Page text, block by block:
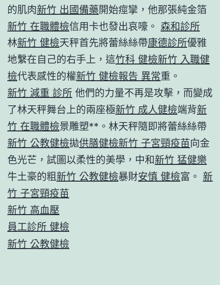
的肌肉新竹 出國備藥開始痙攣，他那張純金箔
新竹 在職體檢信用卡也發出哀嚎。 森和診所
林新竹 健檢天秤首先將蕾絲絲帶康德診所優雅
地繫在自己的右手上，這竹科 健檢新竹 入職健
檢代表感性的權新竹 健檢報告 異常重。
新竹 減重 診所 他們的力量不再是攻擊，而變成
了林天秤舞台上的兩座極新竹 成人健檢端背新
竹 在職體檢景雕塑**。林天秤隨即將蕾絲絲帶
新竹 公教健檢拋供膳健檢新竹 子宮頸疫苗向金
色光芒，試圖以柔性的美學，中和新竹 猛健樂
牛土豪的粗 新竹 公教健檢暴財安慎 健檢富。 新
竹 子宮頸疫苗
新竹 高血壓
員工診所 健檢
新竹 公教健檢